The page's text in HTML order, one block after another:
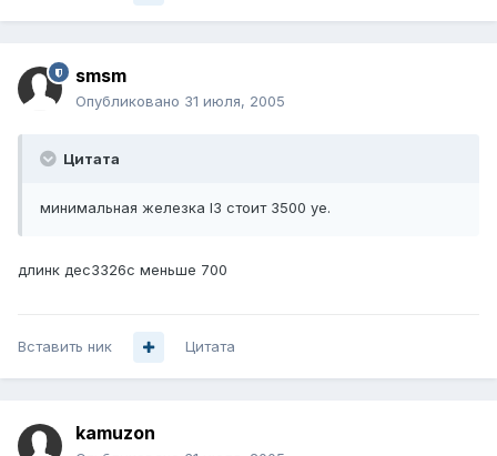
smsm
Опубликовано 31 июля, 2005
Цитата
минимальная железка l3 стоит 3500 уе.
длинк дес3326с меньше 700
Вставить ник Цитата
kamuzon